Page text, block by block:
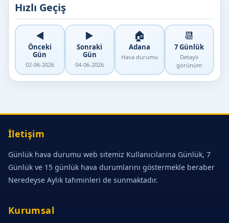
Hızlı Geçiş
◀️
Önceki
Gün
02-06-2026
▶️
Sonraki
Gün
04-06-2026
🏠
Adana
Hava durumu
📆
7 Günlük
Detaylı
görünüm
İletişim
Günlük hava durumu web sitemiz Kullanıcılarına Günlük, 7
Günlük ve 15 günlük hava durumlarını göstermekle beraber
Neredeyse Aylık tahminleri de sunmaktadır.
Kurumsal